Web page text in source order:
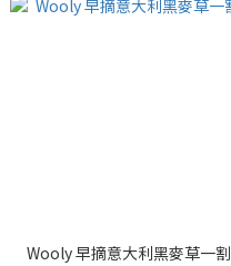
Wooly 早摘意大利黑麥草一割